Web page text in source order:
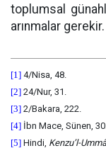
toplumsal
arınmalar gerekir.
[1] 4/Nisa, 48.
[2] 24/Nur, 31.
[3] 2/Bakara, 222.
[4] İbn Mace, Sünen, 30.
[5] Hindi, Kenzu’l-